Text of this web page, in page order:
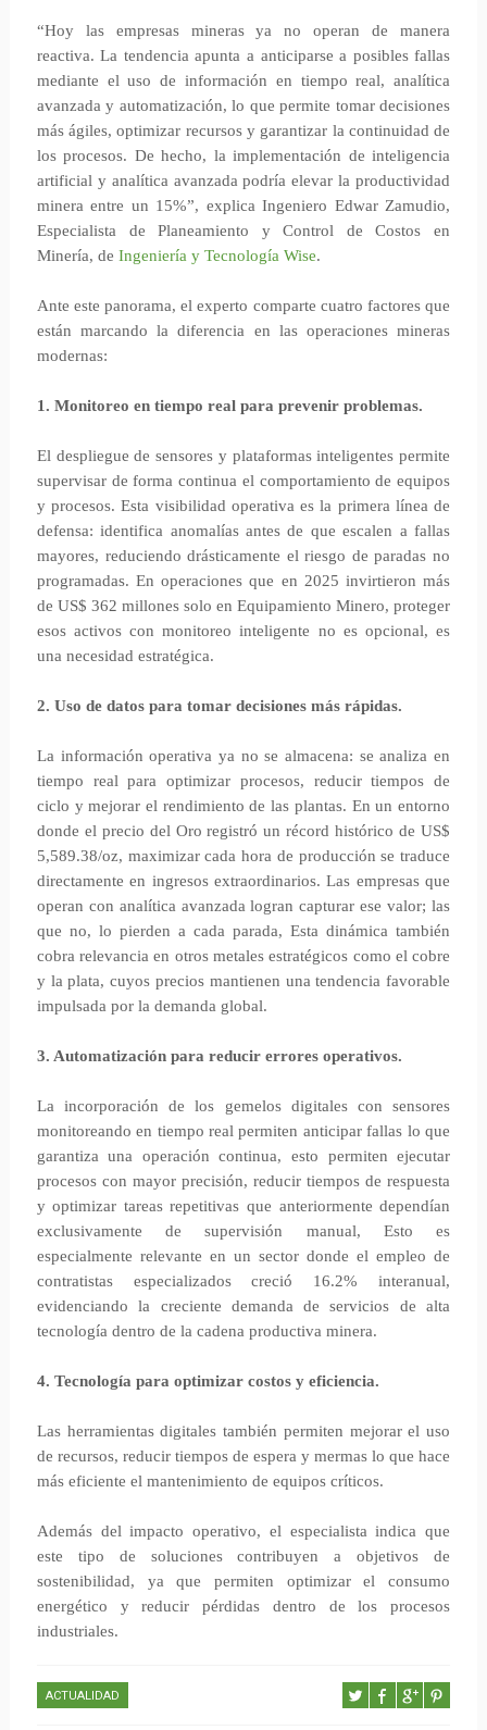
“Hoy las empresas mineras ya no operan de manera
reactiva. La tendencia apunta a anticiparse a posibles fallas
mediante el uso de información en tiempo real, analítica
avanzada y automatización, lo que permite tomar decisiones
más ágiles, optimizar recursos y garantizar la continuidad de
los procesos. De hecho, la implementación de inteligencia
artificial y analítica avanzada podría elevar la productividad
minera entre un 15%”, explica Ingeniero Edwar Zamudio,
Especialista de Planeamiento y Control de Costos en
Minería, de Ingeniería y Tecnología Wise.
Ante este panorama, el experto comparte cuatro factores que
están marcando la diferencia en las operaciones mineras
modernas:
1. Monitoreo en tiempo real para prevenir problemas.
El despliegue de sensores y plataformas inteligentes permite
supervisar de forma continua el comportamiento de equipos
y procesos. Esta visibilidad operativa es la primera línea de
defensa: identifica anomalías antes de que escalen a fallas
mayores, reduciendo drásticamente el riesgo de paradas no
programadas. En operaciones que en 2025 invirtieron más
de US$ 362 millones solo en Equipamiento Minero, proteger
esos activos con monitoreo inteligente no es opcional, es
una necesidad estratégica.
2. Uso de datos para tomar decisiones más rápidas.
La información operativa ya no se almacena: se analiza en
tiempo real para optimizar procesos, reducir tiempos de
ciclo y mejorar el rendimiento de las plantas. En un entorno
donde el precio del Oro registró un récord histórico de US$
5,589.38/oz, maximizar cada hora de producción se traduce
directamente en ingresos extraordinarios. Las empresas que
operan con analítica avanzada logran capturar ese valor; las
que no, lo pierden a cada parada, Esta dinámica también
cobra relevancia en otros metales estratégicos como el cobre
y la plata, cuyos precios mantienen una tendencia favorable
impulsada por la demanda global.
3. Automatización para reducir errores operativos.
La incorporación de los gemelos digitales con sensores
monitoreando en tiempo real permiten anticipar fallas lo que
garantiza una operación continua, esto permiten ejecutar
procesos con mayor precisión, reducir tiempos de respuesta
y optimizar tareas repetitivas que anteriormente dependían
exclusivamente de supervisión manual, Esto es
especialmente relevante en un sector donde el empleo de
contratistas especializados creció 16.2% interanual,
evidenciando la creciente demanda de servicios de alta
tecnología dentro de la cadena productiva minera.
4. Tecnología para optimizar costos y eficiencia.
Las herramientas digitales también permiten mejorar el uso
de recursos, reducir tiempos de espera y mermas lo que hace
más eficiente el mantenimiento de equipos críticos.
Además del impacto operativo, el especialista indica que
este tipo de soluciones contribuyen a objetivos de
sostenibilidad, ya que permiten optimizar el consumo
energético y reducir pérdidas dentro de los procesos
industriales.
ACTUALIDAD